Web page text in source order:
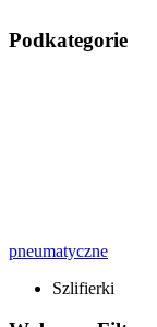
Podkategorie
pneumatyczne
Szlifierki